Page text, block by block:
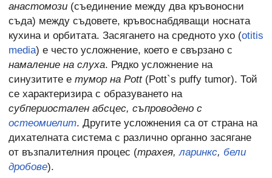
анастомози (съединение между два кръвоносни
съда) между съдовете, кръвоснабдяващи носната
кухина и орбитата. Засягането на средното ухо (otitis
media) е често усложнение, което е свързано с
намаление на слуха. Рядко усложнение на
синузитите е тумор на Pott(Pott`s puffy tumor). Той
се характеризира с образуването на
субпериостален абсцес, съпроводено с
остеомиелит. Другите усложнения са от страна на
дихателната система с различно органно засягане
от възпалителния процес (трахея,ларинкс, бели
дробове).